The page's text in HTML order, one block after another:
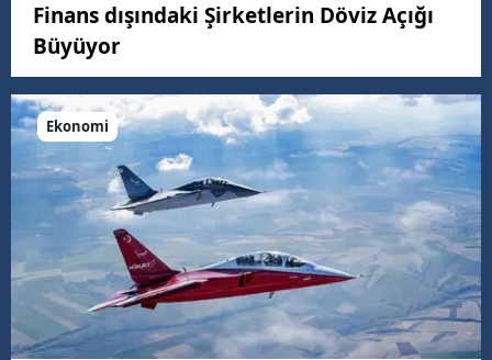
Finans dışındaki Şirketlerin Döviz Açığı
Büyüyor
Ekonomi